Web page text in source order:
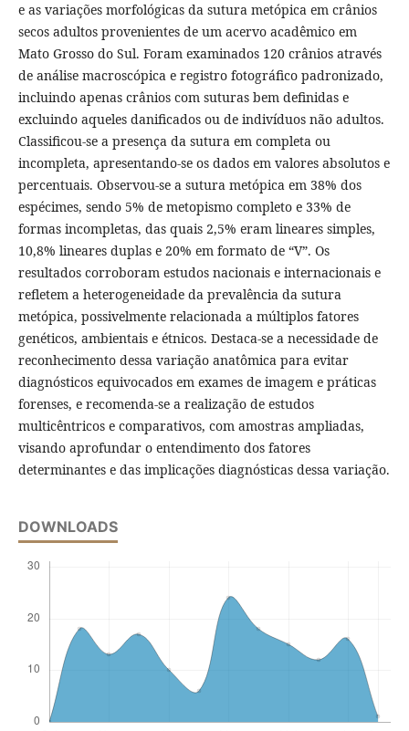
e as variações morfológicas da sutura metópica em crânios
secos adultos provenientes de um acervo acadêmico em
Mato Grosso do Sul. Foram examinados 120 crânios através
de análise macroscópica e registro fotográfico padronizado,
incluindo apenas crânios com suturas bem definidas e
excluindo aqueles danificados ou de indivíduos não adultos.
Classificou-se a presença da sutura em completa ou
incompleta, apresentando-se os dados em valores absolutos e
percentuais. Observou-se a sutura metópica em 38% dos
espécimes, sendo 5% de metopismo completo e 33% de
formas incompletas, das quais 2,5% eram lineares simples,
10,8% lineares duplas e 20% em formato de “V”. Os
resultados corroboram estudos nacionais e internacionais e
refletem a heterogeneidade da prevalência da sutura
metópica, possivelmente relacionada a múltiplos fatores
genéticos, ambientais e étnicos. Destaca-se a necessidade de
reconhecimento dessa variação anatômica para evitar
diagnósticos equivocados em exames de imagem e práticas
forenses, e recomenda-se a realização de estudos
multicêntricos e comparativos, com amostras ampliadas,
visando aprofundar o entendimento dos fatores
determinantes e das implicações diagnósticas dessa variação.
DOWNLOADS